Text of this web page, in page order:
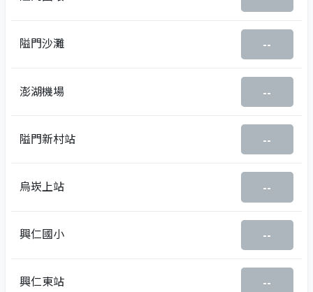
隘門沙灘 --
澎湖機場 --
隘門新村站 --
烏崁上站 --
興仁國小 --
興仁東站 --